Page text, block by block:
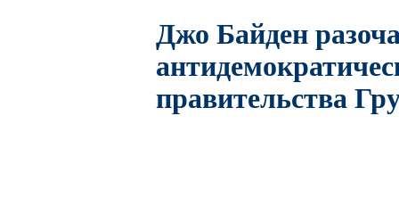
Джо Байден
правительства